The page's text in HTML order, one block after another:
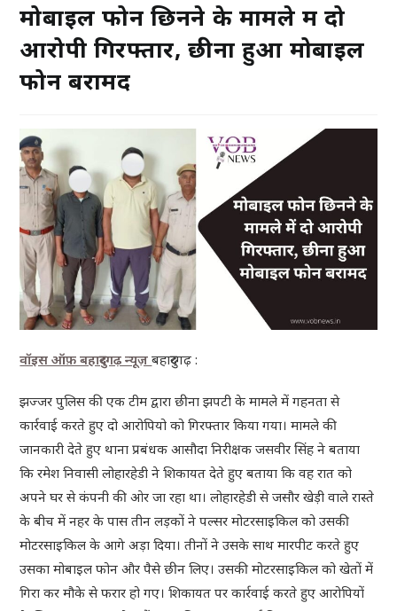
मोबाइल फोन छिनने के मामले में दो
आरोपी गिरफ्तार, छीना हुआ मोबाइल
फोन बरामद
वॉइस ऑफ़ बहादुरगढ़ न्यूज़बहादुरगढ़ :
झज्जर पुलिस की एक टीम द्वारा छीना झपटी के मामले में गहनता से
कार्रवाई करते हुए दो आरोपियो को गिरफ्तार किया गया। मामले की
जानकारी देते हुए थाना प्रबंधक आसौदा निरीक्षक जसवीर सिंह ने बताया
कि रमेश निवासी लोहारहेडी ने शिकायत देते हुए बताया कि वह रात को
अपने घर से कंपनी की ओर जा रहा था। लोहारहेडी से जसौर खेड़ी वाले रास्ते
के बीच में नहर के पास तीन लड़कों ने पल्सर मोटरसाइकिल को उसकी
मोटरसाइकिल के आगे अड़ा दिया। तीनों ने उसके साथ मारपीट करते हुए
उसका मोबाइल फोन और पैसे छीन लिए। उसकी मोटरसाइकिल को खेतों में
गिरा कर मौके से फरार हो गए। शिकायत पर कार्रवाई करते हुए आरोपियों